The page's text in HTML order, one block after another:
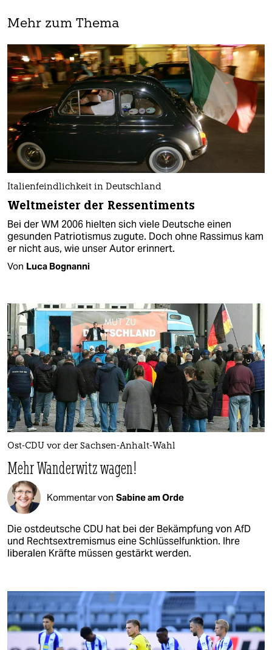
Mehr zum Thema
Italienfeindlichkeit in Deutschland
Weltmeister der Ressentiments
Bei der WM 2006 hielten sich viele Deutsche einen
gesunden Patriotismus zugute. Doch ohne Rassimus kam
er nicht aus, wie unser Autor erinnert.
Von Luca Bognanni
Ost-CDU vor der Sachsen-Anhalt-Wahl
Mehr Wanderwitz wagen!
Kommentar von Sabine am Orde
Die ostdeutsche CDU hat bei der Bekämpfung von AfD
und Rechtsextremismus eine Schlüsselfunktion. Ihre
liberalen Kräfte müssen gestärkt werden.